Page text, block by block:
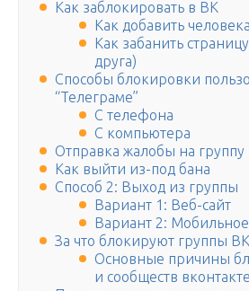
Как заблокировать в ВК
Как добавить
Как забанить
друга)
Способы блокировки
“Телеграме”
С телефона
С компьютера
Отправка жалобы на группу
Как выйти из-под бана
Способ 2: Выход из группы
Вариант 1: Веб-сайт
Вариант 2:
За что блокируют группы
Основные причины
и сообществ